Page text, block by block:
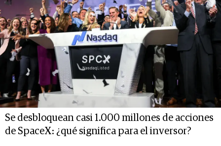
Se desbloquean casi 1.000 millones de acciones
de SpaceX: ¿qué significa para el inversor?